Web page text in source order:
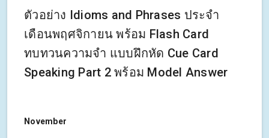
ตัวอย่าง Idioms and Phrases ประจำ
เดือนพฤศจิกายน พร้อม Flash Card
ทบทวนความจำ แบบฝึกหัด Cue Card
Speaking Part 2 พร้อม Model Answer
November